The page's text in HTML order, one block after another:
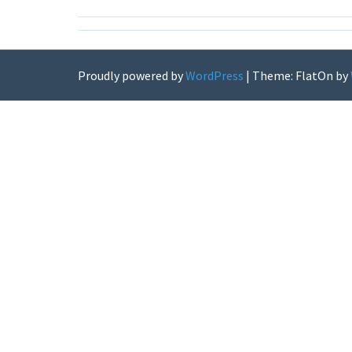
Proudly powered byWordPress | Theme: FlatOn by